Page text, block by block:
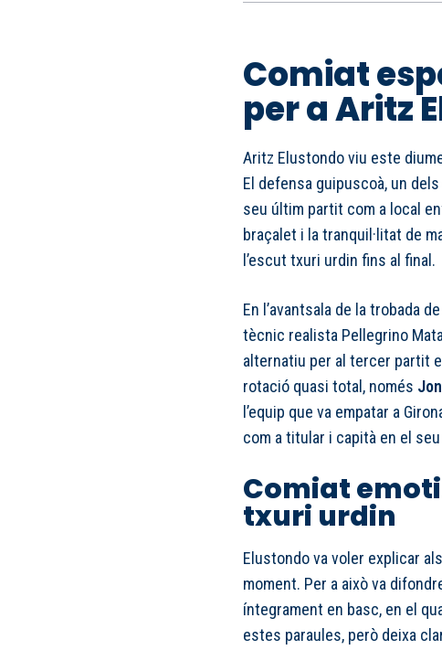
Comiat
per a Aritz
Aritz Elustondo viu este
El defensa guipuscoà, un
seu últim partit com a local
braçalet i la tranquil·litat de
l’escut txuri urdin fins al final.
En l’avantsala de la trobada
tècnic realista Pellegrino
alternatiu per al tercer partit
rotació quasi total, només
l’equip que va empatar a
com a titular i capità en el
Comiat
txuri urdin
Elustondo va voler explicar
moment. Per a això va
íntegrament en basc, en el
estes paraules, però deixa